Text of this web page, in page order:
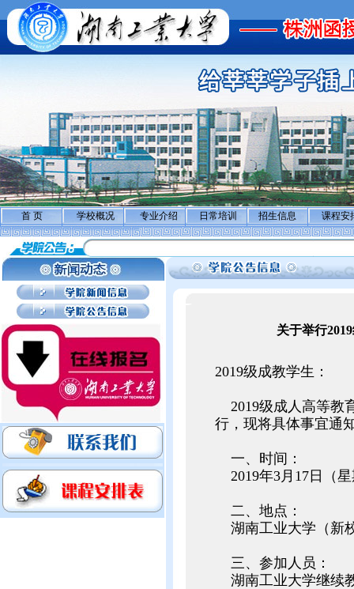
首 页 学校概况 专业介绍 日常培训 招生信息 课程安
关于举行
2019级成教学生：
2019级成人高等教
行，现将具体事宜通
一、时间：
2019年3月17日（
二、地点：
湖南工业大学（新
三、参加人员：
湖南工业大学继续